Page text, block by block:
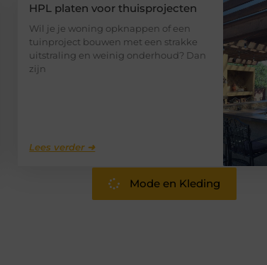
HPL platen voor thuisprojecten
Wil je je woning opknappen of een
tuinproject bouwen met een strakke
uitstraling en weinig onderhoud? Dan
zijn
Lees verder ➜
Mode en Kleding